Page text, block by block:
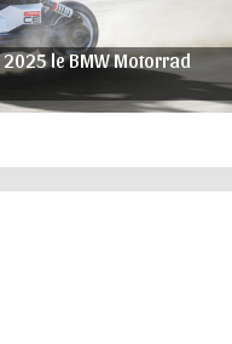
2025 le BMW Motorrad